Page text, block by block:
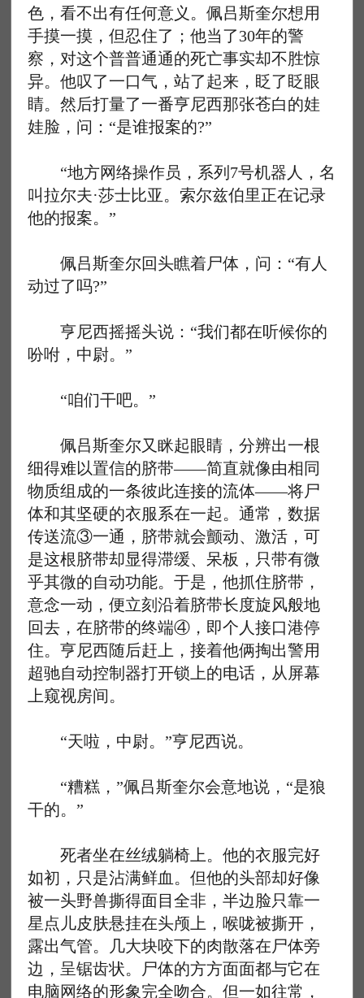
色，看不出有任何意义。佩吕斯奎尔想用
手摸一摸，但忍住了；他当了30年的警
察，对这个普普通通的死亡事实却不胜惊
异。他叹了一口气，站了起来，眨了眨眼
睛。然后打量了一番亨尼西那张苍白的娃
娃脸，问：“是谁报案的?”
“地方网络操作员，系列7号机器人，名
叫拉尔夫·莎士比亚。索尔兹伯里正在记录
他的报案。”
佩吕斯奎尔回头瞧着尸体，问：“有人
动过了吗?”
亨尼西摇摇头说：“我们都在听候你的
吩咐，中尉。”
“咱们干吧。”
佩吕斯奎尔又眯起眼睛，分辨出一根
细得难以置信的脐带——简直就像由相同
物质组成的一条彼此连接的流体——将尸
体和其坚硬的衣服系在一起。通常，数据
传送流③一通，脐带就会颤动、激活，可
是这根脐带却显得滞缓、呆板，只带有微
乎其微的自动功能。于是，他抓住脐带，
意念一动，便立刻沿着脐带长度旋风般地
回去，在脐带的终端④，即个人接口港停
住。亨尼西随后赶上，接着他俩掏出警用
超驰自动控制器打开锁上的电话，从屏幕
上窥视房间。
“天啦，中尉。”亨尼西说。
“糟糕，”佩吕斯奎尔会意地说，“是狼
干的。”
死者坐在丝绒躺椅上。他的衣服完好
如初，只是沾满鲜血。但他的头部却好像
被一头野兽撕得面目全非，半边脸只靠一
星点儿皮肤悬挂在头颅上，喉咙被撕开，
露出气管。几大块咬下的肉散落在尸体旁
边，呈锯齿状。尸体的方方面面都与它在
电脑网络的形象完全吻合。但一如往常，